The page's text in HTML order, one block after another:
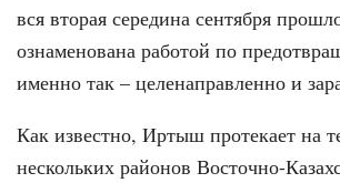
вся вторая середина сентября
ознаменована работой по
именно так – целенаправленно и
Как известно, Иртыш протекает на
нескольких районов Восточно-